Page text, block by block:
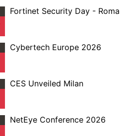
Fortinet Security Day - Roma
Cybertech Europe 2026
CES Unveiled Milan
NetEye Conference 2026